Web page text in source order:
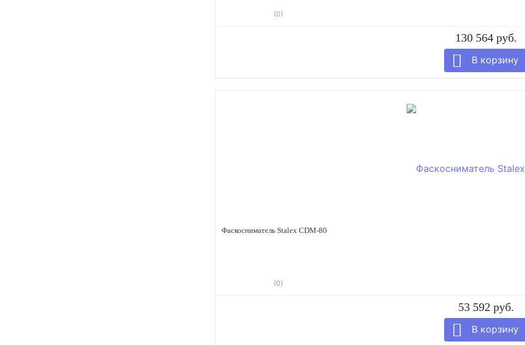
(0)
130 564 руб.
Фаскосниматель Stalex CDM-80
(0)
53 592 руб.